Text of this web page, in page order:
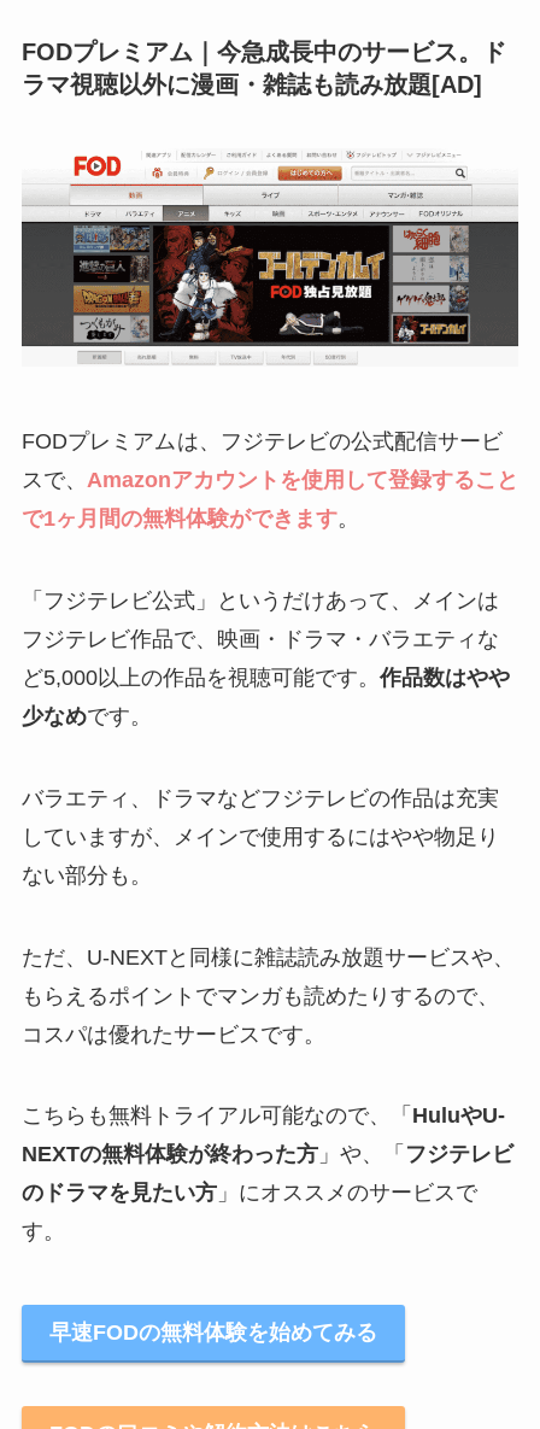
ルメ、文学処女、掟上今日子の備忘録、ゼロ 一
攫千金ゲーム、仮面ライダードライブ、ミス・シ
1/2、BAD BOYS J、都市伝説の女、深夜食堂、
TRICK、ハケンの品格、ゴッドタン、下町ロケッ
ト、35歳の高校生、ウォーキング・デッド、プリ
ズン・ブレイク、ゲーム・オブ・スローンズ、ク
リミナル・マインド、BONES、ゴシップガー
ル、24、SUITS、LOST、etc.
FODプレミアム｜今急成長中のサービス。ド
ラマ視聴以外に漫画・雑誌も読み放題[AD]
FODプレミアムは、フジテレビの公式配信サービ
スで、 Amazonアカウントを使用して登録すること
で1ヶ月間の無料体験ができます。
「フジテレビ公式」というだけあって、メインは
フジテレビ作品で、映画・ドラマ・バラエティな
ど5,000以上の作品を視聴可能です。 作品数はやや
少なめです。
バラエティ、ドラマなどフジテレビの作品は充実
していますが、メインで使用するにはやや物足り
ない部分も。
ただ、U-NEXTと同様に雑誌読み放題サービスや、
もらえるポイントでマンガも読めたりするので、
コスパは優れたサービスです。
こちらも無料トライアル可能なので、「 HuluやU-
NEXTの無料体験が終わった方」や、「 フジテレビ
のドラマを見たい方」にオススメのサービスで
す。
早速FODの無料体験を始めてみる